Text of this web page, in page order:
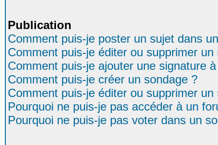
Publication
Comment puis-je poster un sujet dans
Comment puis-je éditer ou supprimer un
Comment puis-je ajouter une signature
Comment puis-je créer un sondage ?
Comment puis-je éditer ou supprimer un
Pourquoi ne puis-je pas accéder à un
Pourquoi ne puis-je pas voter dans un